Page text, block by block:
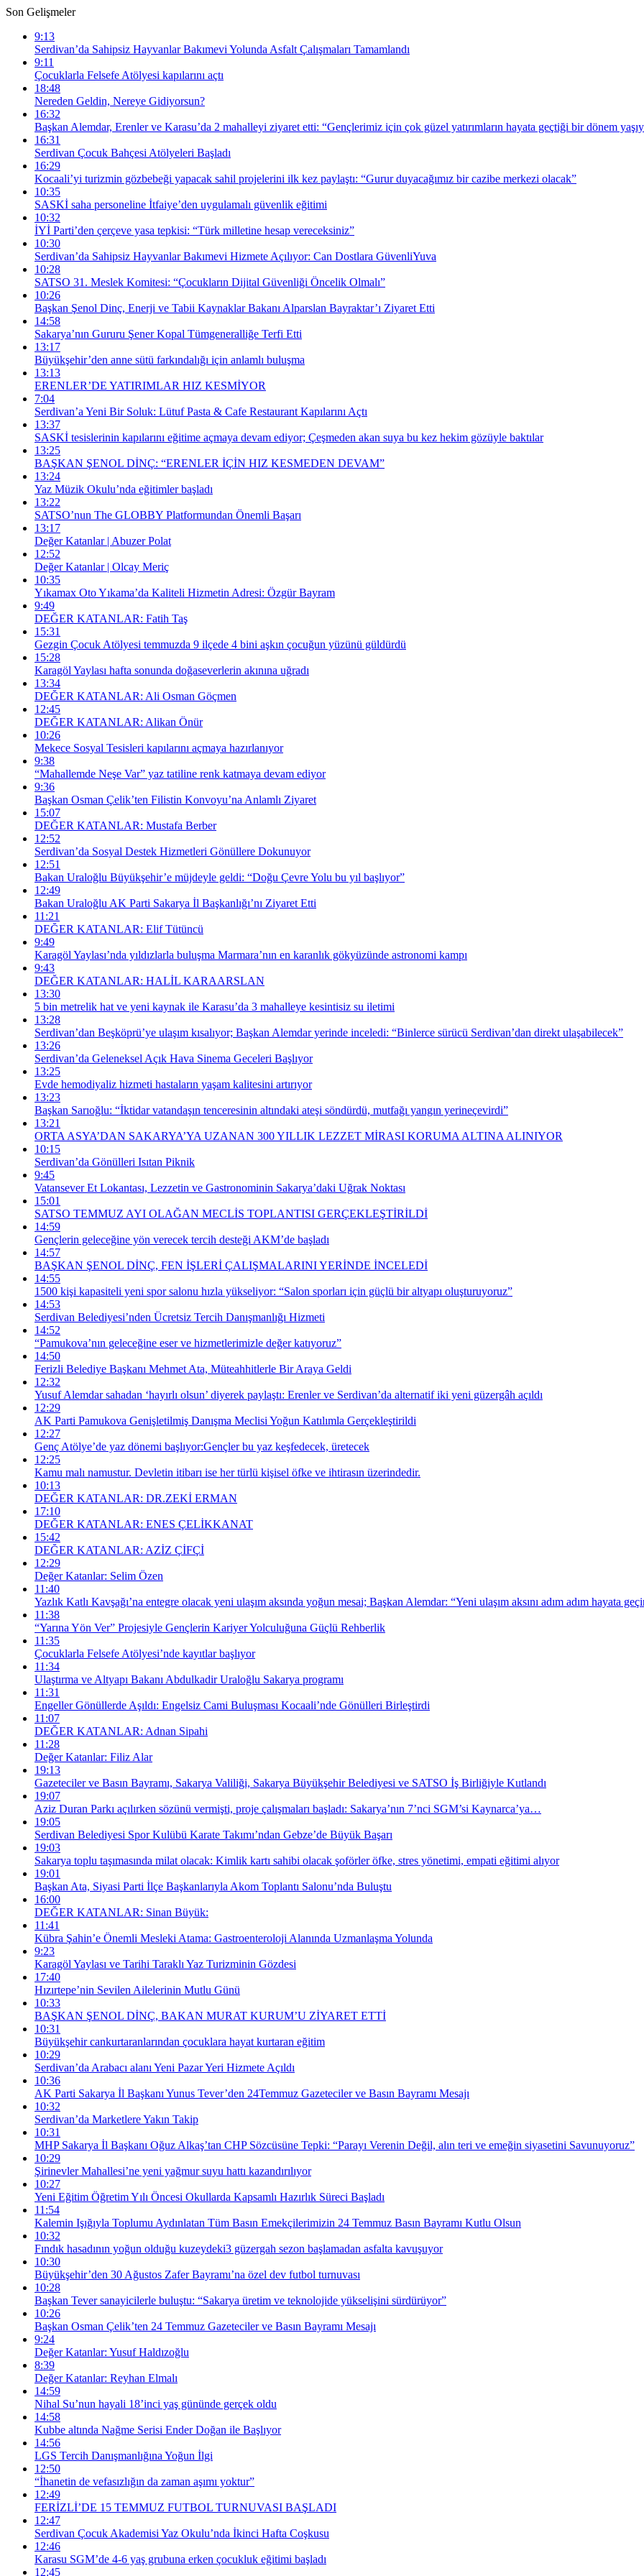
Son Gelişmeler
9:13
Serdivan’da Sahipsiz Hayvanlar Bakımevi Yolunda Asfalt Çalışmaları Tamamlandı
9:11
Çocuklarla Felsefe Atölyesi kapılarını açtı
18:48
Nereden Geldin, Nereye Gidiyorsun?
16:32
Başkan Alemdar, Erenler ve Karasu’da 2 mahalleyi ziyaret etti: “Gençlerimiz için çok güzel yatırımların hayata geçtiği bir dönem
16:31
Serdivan Çocuk Bahçesi Atölyeleri Başladı
16:29
Kocaali’yi turizmin gözbebeği yapacak sahil projelerini ilk kez paylaştı: “Gurur duyacağımız bir cazibe merkezi olacak”
10:35
SASKİ saha personeline İtfaiye’den uygulamalı güvenlik eğitimi
10:32
İYİ Parti’den çerçeve yasa tepkisi: “Türk milletine hesap vereceksiniz”
10:30
Serdivan’da Sahipsiz Hayvanlar Bakımevi Hizmete Açılıyor: Can Dostlara GüvenliYuva
10:28
SATSO 31. Meslek Komitesi: “Çocukların Dijital Güvenliği Öncelik Olmalı”
10:26
Başkan Şenol Dinç, Enerji ve Tabii Kaynaklar Bakanı Alparslan Bayraktar’ı Ziyaret Etti
14:58
Sakarya’nın Gururu Şener Kopal Tümgeneralliğe Terfi Etti
13:17
Büyükşehir’den anne sütü farkındalığı için anlamlı buluşma
13:13
ERENLER’DE YATIRIMLAR HIZ KESMİYOR
7:04
Serdivan’a Yeni Bir Soluk: Lütuf Pasta & Cafe Restaurant Kapılarını Açtı
13:37
SASKİ tesislerinin kapılarını eğitime açmaya devam ediyor; Çeşmeden akan suya bu kez hekim gözüyle baktılar
13:25
BAŞKAN ŞENOL DİNÇ: “ERENLER İÇİN HIZ KESMEDEN DEVAM”
13:24
Yaz Müzik Okulu’nda eğitimler başladı
13:22
SATSO’nun The GLOBBY Platformundan Önemli Başarı
13:17
Değer Katanlar | Abuzer Polat
12:52
Değer Katanlar | Olcay Meriç
10:35
Yıkamax Oto Yıkama’da Kaliteli Hizmetin Adresi: Özgür Bayram
9:49
DEĞER KATANLAR: Fatih Taş
15:31
Gezgin Çocuk Atölyesi temmuzda 9 ilçede 4 bini aşkın çocuğun yüzünü güldürdü
15:28
Karagöl Yaylası hafta sonunda doğaseverlerin akınına uğradı
13:34
DEĞER KATANLAR: Ali Osman Göçmen
12:45
DEĞER KATANLAR: Alikan Önür
10:26
Mekece Sosyal Tesisleri kapılarını açmaya hazırlanıyor
9:38
“Mahallemde Neşe Var” yaz tatiline renk katmaya devam ediyor
9:36
Başkan Osman Çelik’ten Filistin Konvoyu’na Anlamlı Ziyaret
15:07
DEĞER KATANLAR: Mustafa Berber
12:52
Serdivan’da Sosyal Destek Hizmetleri Gönüllere Dokunuyor
12:51
Bakan Uraloğlu Büyükşehir’e müjdeyle geldi: “Doğu Çevre Yolu bu yıl başlıyor”
12:49
Bakan Uraloğlu AK Parti Sakarya İl Başkanlığı’nı Ziyaret Etti
11:21
DEĞER KATANLAR: Elif Tütüncü
9:49
Karagöl Yaylası’nda yıldızlarla buluşma Marmara’nın en karanlık gökyüzünde astronomi kampı
9:43
DEĞER KATANLAR: HALİL KARAARSLAN
13:30
5 bin metrelik hat ve yeni kaynak ile Karasu’da 3 mahalleye kesintisiz su iletimi
13:28
Serdivan’dan Beşköprü’ye ulaşım kısalıyor; Başkan Alemdar yerinde inceledi: “Binlerce sürücü Serdivan’dan direkt ulaşabilecek”
13:26
Serdivan’da Geleneksel Açık Hava Sinema Geceleri Başlıyor
13:25
Evde hemodiyaliz hizmeti hastaların yaşam kalitesini artırıyor
13:23
Başkan Sarıoğlu: “İktidar vatandaşın tenceresinin altındaki ateşi söndürdü, mutfağı yangın yerineçevirdi”
13:21
ORTA ASYA’DAN SAKARYA’YA UZANAN 300 YILLIK LEZZET MİRASI KORUMA ALTINA ALINIYOR
10:15
Serdivan’da Gönülleri Isıtan Piknik
9:45
Vatansever Et Lokantası, Lezzetin ve Gastronominin Sakarya’daki Uğrak Noktası
15:01
SATSO TEMMUZ AYI OLAĞAN MECLİS TOPLANTISI GERÇEKLEŞTİRİLDİ
14:59
Gençlerin geleceğine yön verecek tercih desteği AKM’de başladı
14:57
BAŞKAN ŞENOL DİNÇ, FEN İŞLERİ ÇALIŞMALARINI YERİNDE İNCELEDİ
14:55
1500 kişi kapasiteli yeni spor salonu hızla yükseliyor: “Salon sporları için güçlü bir altyapı oluşturuyoruz”
14:53
Serdivan Belediyesi’nden Ücretsiz Tercih Danışmanlığı Hizmeti
14:52
“Pamukova’nın geleceğine eser ve hizmetlerimizle değer katıyoruz”
14:50
Ferizli Belediye Başkanı Mehmet Ata, Müteahhitlerle Bir Araya Geldi
12:32
Yusuf Alemdar sahadan ‘hayırlı olsun’ diyerek paylaştı: Erenler ve Serdivan’da alternatif iki yeni güzergâh açıldı
12:29
AK Parti Pamukova Genişletilmiş Danışma Meclisi Yoğun Katılımla Gerçekleştirildi
12:27
Genç Atölye’de yaz dönemi başlıyor:Gençler bu yaz keşfedecek, üretecek
12:25
Kamu malı namustur. Devletin itibarı ise her türlü kişisel öfke ve ihtirasın üzerindedir.
10:13
DEĞER KATANLAR: DR.ZEKİ ERMAN
17:10
DEĞER KATANLAR: ENES ÇELİKKANAT
15:42
DEĞER KATANLAR: AZİZ ÇİFÇİ
12:29
Değer Katanlar: Selim Özen
11:40
Yazlık Katlı Kavşağı’na entegre olacak yeni ulaşım aksında yoğun mesai; Başkan Alemdar: “Yeni ulaşım aksını adım adım hayata
11:38
“Yarına Yön Ver” Projesiyle Gençlerin Kariyer Yolculuğuna Güçlü Rehberlik
11:35
Çocuklarla Felsefe Atölyesi’nde kayıtlar başlıyor
11:34
Ulaştırma ve Altyapı Bakanı Abdulkadir Uraloğlu Sakarya programı
11:31
Engeller Gönüllerde Aşıldı: Engelsiz Cami Buluşması Kocaali’nde Gönülleri Birleştirdi
11:07
DEĞER KATANLAR: Adnan Sipahi
11:28
Değer Katanlar: Filiz Alar
19:13
Gazeteciler ve Basın Bayramı, Sakarya Valiliği, Sakarya Büyükşehir Belediyesi ve SATSO İş Birliğiyle Kutlandı
19:07
Aziz Duran Parkı açılırken sözünü vermişti, proje çalışmaları başladı: Sakarya’nın 7’nci SGM’si Kaynarca’ya…
19:05
Serdivan Belediyesi Spor Kulübü Karate Takımı’ndan Gebze’de Büyük Başarı
19:03
Sakarya toplu taşımasında milat olacak: Kimlik kartı sahibi olacak şoförler öfke, stres yönetimi, empati eğitimi alıyor
19:01
Başkan Ata, Siyasi Parti İlçe Başkanlarıyla Akom Toplantı Salonu’nda Buluştu
16:00
DEĞER KATANLAR: Sinan Büyük:
11:41
Kübra Şahin’e Önemli Mesleki Atama: Gastroenteroloji Alanında Uzmanlaşma Yolunda
9:23
Karagöl Yaylası ve Tarihi Taraklı Yaz Turizminin Gözdesi
17:40
Hızırtepe’nin Sevilen Ailelerinin Mutlu Günü
10:33
BAŞKAN ŞENOL DİNÇ, BAKAN MURAT KURUM’U ZİYARET ETTİ
10:31
Büyükşehir cankurtaranlarından çocuklara hayat kurtaran eğitim
10:29
Serdivan’da Arabacı alanı Yeni Pazar Yeri Hizmete Açıldı
10:36
AK Parti Sakarya İl Başkanı Yunus Tever’den 24Temmuz Gazeteciler ve Basın Bayramı Mesajı
10:32
Serdivan’da Marketlere Yakın Takip
10:31
MHP Sakarya İl Başkanı Oğuz Alkaş’tan CHP Sözcüsüne Tepki: “Parayı Verenin Değil, alın teri ve emeğin siyasetini Savunuyoruz”
10:29
Şirinevler Mahallesi’ne yeni yağmur suyu hattı kazandırılıyor
10:27
Yeni Eğitim Öğretim Yılı Öncesi Okullarda Kapsamlı Hazırlık Süreci Başladı
11:54
Kalemin Işığıyla Toplumu Aydınlatan Tüm Basın Emekçilerimizin 24 Temmuz Basın Bayramı Kutlu Olsun
10:32
Fındık hasadının yoğun olduğu kuzeydeki3 güzergah sezon başlamadan asfalta kavuşuyor
10:30
Büyükşehir’den 30 Ağustos Zafer Bayramı’na özel dev futbol turnuvası
10:28
Başkan Tever sanayicilerle buluştu: “Sakarya üretim ve teknolojide yükselişini sürdürüyor”
10:26
Başkan Osman Çelik’ten 24 Temmuz Gazeteciler ve Basın Bayramı Mesajı
9:24
Değer Katanlar: Yusuf Haldızoğlu
8:39
Değer Katanlar: Reyhan Elmalı
14:59
Nihal Su’nun hayali 18’inci yaş gününde gerçek oldu
14:58
Kubbe altında Nağme Serisi Ender Doğan ile Başlıyor
14:56
LGS Tercih Danışmanlığına Yoğun İlgi
12:50
“İhanetin de vefasızlığın da zaman aşımı yoktur”
12:49
FERİZLİ’DE 15 TEMMUZ FUTBOL TURNUVASI BAŞLADI
12:47
Serdivan Çocuk Akademisi Yaz Okulu’nda İkinci Hafta Coşkusu
12:46
Karasu SGM’de 4-6 yaş grubuna erken çocukluk eğitimi başladı
12:45